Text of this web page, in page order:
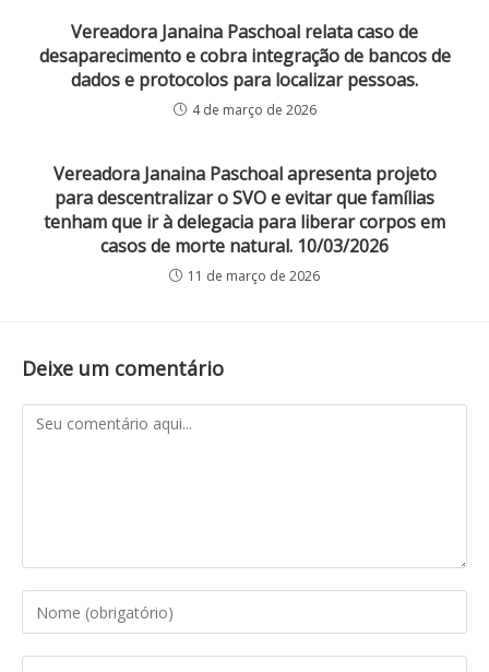
Vereadora Janaina Paschoal relata caso de
desaparecimento e cobra integração de bancos de
dados e protocolos para localizar pessoas.
4 de março de 2026
Vereadora Janaina Paschoal apresenta projeto
para descentralizar o SVO e evitar que famílias
tenham que ir à delegacia para liberar corpos em
casos de morte natural. 10/03/2026
11 de março de 2026
Deixe um comentário